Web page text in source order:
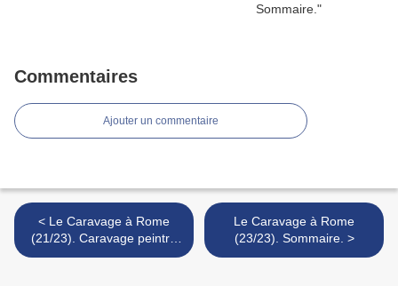
Commentaires
Ajouter un commentaire
< Le Caravage à Rome
(21/23). Caravage peintre
baroque ?
Le Caravage à Rome
(23/23). Sommaire. >